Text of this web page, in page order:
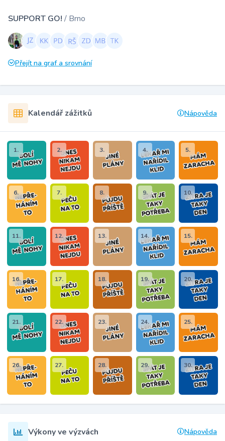
SUPPORT GO! / Brno
Přejít na graf a srovnání
Kalendář zážitků Nápověda
1. 2. 3. 4. 5.
6. 7. 8. 9. 10.
11. 12. 13. 14. 15.
16. 17. 18. 19. 20.
21. 22. 23. 24. 25.
26. 27. 28. 29. 30.
Výkony ve výzvách Nápověda